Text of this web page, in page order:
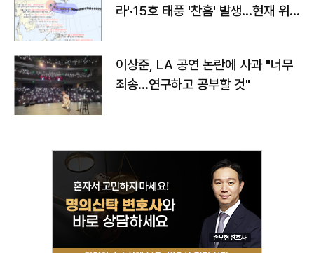
라'·15호 태풍 '찬홈' 발생…현재 위
이상준, LA 공연 논란에 사과 "너무
죄송…연구하고 공부할 것"